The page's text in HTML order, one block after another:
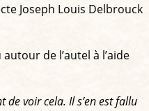
Joseph Louis Delbrouck
de l’autel à l’aide
voir cela. Il s’en est fallu